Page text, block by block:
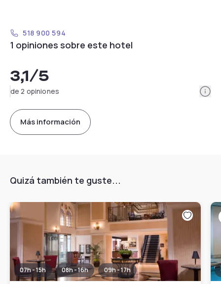
518 900 594
1 opiniones sobre este hotel
3,1/5
de 2 opiniones
Más información
Quizá también te guste...
07h - 15h 08h - 16h 09h - 17h